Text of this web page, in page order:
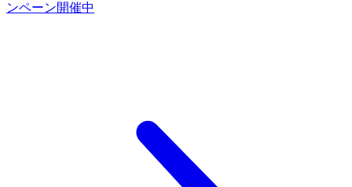
ンペーン開催中